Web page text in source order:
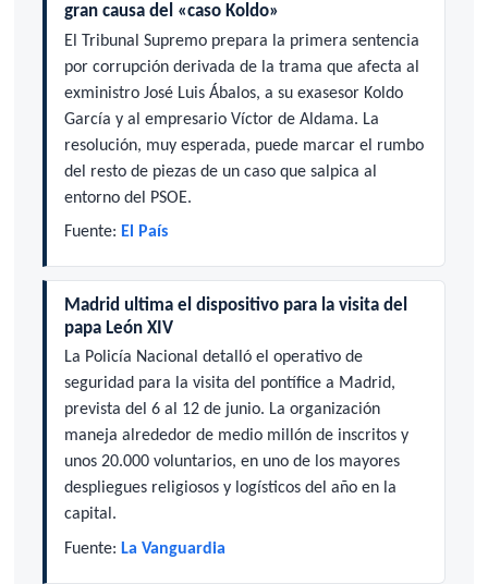
gran causa del «caso Koldo»
El Tribunal Supremo prepara la primera sentencia
por corrupción derivada de la trama que afecta al
exministro José Luis Ábalos, a su exasesor Koldo
García y al empresario Víctor de Aldama. La
resolución, muy esperada, puede marcar el rumbo
del resto de piezas de un caso que salpica al
entorno del PSOE.
Fuente: El País
Madrid ultima el dispositivo para la visita del
papa León XIV
La Policía Nacional detalló el operativo de
seguridad para la visita del pontífice a Madrid,
prevista del 6 al 12 de junio. La organización
maneja alrededor de medio millón de inscritos y
unos 20.000 voluntarios, en uno de los mayores
despliegues religiosos y logísticos del año en la
capital.
Fuente: La Vanguardia